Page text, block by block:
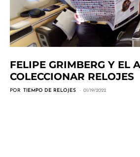
FELIPE GRIMBERG Y EL
COLECCIONAR RELOJES
POR TIEMPO DE RELOJES 01/19/2022